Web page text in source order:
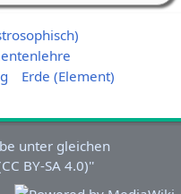
Erde (Element)